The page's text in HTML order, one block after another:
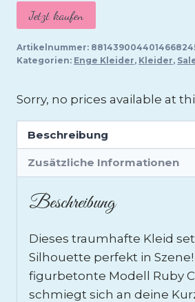
war:
59,95 € 47,95 €.
Jetzt kaufen
Artikelnummer:
Kategorien: Enge Kleider, Kleider,
Sorry, no prices available at
Beschreibung
Zusätzliche Informationen
Beschreibung
Dieses traumhafte Kleid
Silhouette perfekt in Szene!
figurbetonte Modell Ruby
schmiegt sich an deine